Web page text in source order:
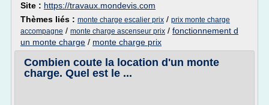
Site : https://travaux.mondevis.com
Thèmes liés : monte charge escalier prix / prix monte charge
accompagne / monte charge ascenseur prix / fonctionnement d
un monte charge / monte charge prix
Combien coute la location d'un monte
charge. Quel est le ...